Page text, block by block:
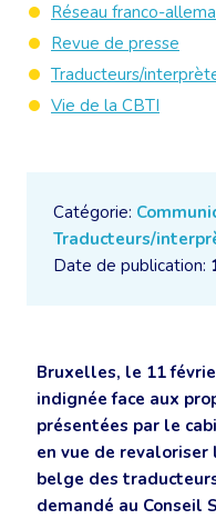
Catégorie:
Traducteurs/
Date de publication:
Bruxelles, le 11
indignée face aux
présentées par le
en vue de revaloriser
belge des
demandé au Conseil
Réseau franco-
Revue de presse
Traducteurs/
Vie de la CBTI